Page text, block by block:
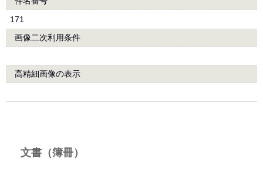
171
画像二次利用条件
高精細画像の表示
文書（簿冊）